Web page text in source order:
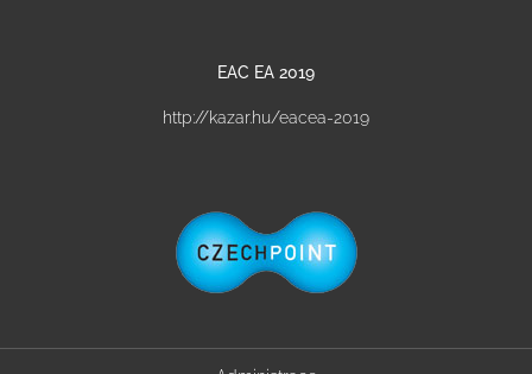
EAC EA 2019
http://kazar.hu/eacea-2019